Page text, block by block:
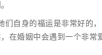
自身的福运是非常好的
在婚姻中会遇到一个非常